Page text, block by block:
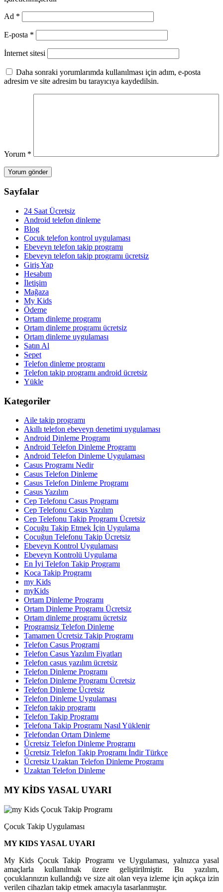
Ad *
E-posta *
İnternet sitesi
Daha sonraki yorumlarımda kullanılması için adım, e-posta
adresim ve site adresim bu tarayıcıya kaydedilsin.
Yorum *
Sayfalar
24 Saat Ücretsiz
Android telefon dinleme
Blog
Çocuk telefon kontrol uygulaması
Ebeveyn telefon takip programı
Ebeveyn telefon takip programı ücretsiz
Giriş Yap
Hesabım
İletişim
Mağaza
My Kids
Ödeme
Ortam dinleme programı
Ortam dinleme programı ücretsiz
Ortam dinleme uygulaması
Satın Al
Sepet
Telefon dinleme programı
Telefon takip programı android ücretsiz
Yükle
Kategoriler
Aile takip programı
Akıllı telefon ebeveyn denetimi uygulaması
Android Dinleme Programı
Android Telefon Dinleme Programı
Android Telefon Dinleme Uygulaması
Casus Programı Nedir
Casus Telefon Dinleme
Casus Telefon Dinleme Programı
Casus Yazılım
Cep Telefonu Casus Programı
Cep Telefonu Casus Yazılım
Cep Telefonu Takip Programı Ücretsiz
Çocuğu Takip Etmek İçin Uygulama
Çocuğun Telefonu Takip Ücretsiz
Ebeveyn Kontrol Uygulaması
Ebeveyn Kontrolü Uygulama
En İyi Telefon Takip Programı
Koca Takip Programı
my Kids
myKids
Ortam Dinleme Programı
Ortam Dinleme Programı Ücretsiz
Ortam dinleme programı ücretsiz
Programsiz Telefon Dinleme
Tamamen Ücretsiz Takip Programı
Telefon Casus Programi
Telefon Casus Yazılım Fiyatları
Telefon casus yazılım ücretsiz
Telefon Dinleme Programı
Telefon Dinleme Programı Ücretsiz
Telefon Dinleme Ücretsiz
Telefon Dinleme Uygulaması
Telefon takip programı
Telefon Takip Programı
Telefona Takip Programı Nasıl Yüklenir
Telefondan Ortam Dinleme
Ücretsiz Telefon Dinleme Programı
Ücretsiz Telefon Takip Programı İndir Türkçe
Ücretsiz Uzaktan Telefon Dinleme Programı
Uzaktan Telefon Dinleme
MY KİDS YASAL UYARI
Çocuk Takip Uygulaması
MY KIDS YASAL UYARI
My Kids Çocuk Takip Programı ve Uygulaması, yalnızca yasal
amaçlarla kullanılmak üzere geliştirilmiştir. Bu yazılım,
çocuklarınızın kullandığı ve size ait olan veya izleme için açıkça izin
verilen cihazları takip etmek amacıyla tasarlanmıştır.